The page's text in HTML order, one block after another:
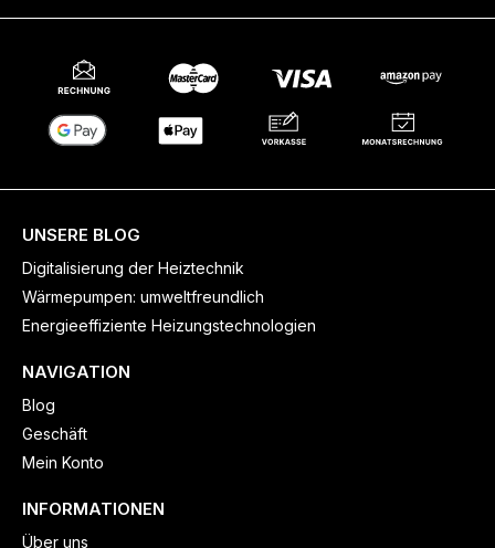
UNSERE BLOG
Digitalisierung der Heiztechnik
Wärmepumpen: umweltfreundlich
Energieeffiziente Heizungstechnologien
NAVIGATION
Blog
Geschäft
Mein Konto
INFORMATIONEN
Über uns